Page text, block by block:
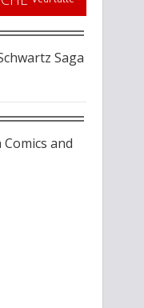
Saga
and